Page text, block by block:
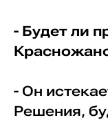
- Будет ли
- Он
Решения,